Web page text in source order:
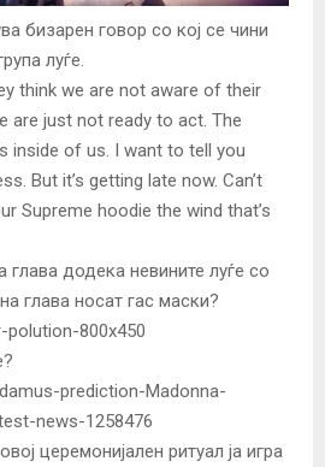
бизарен говор со кој се чини
луѓе.
think we are not aware of their
are just not ready to act. The
inside of us. I want to tell you
But it’s getting late now. Can’t
Supreme hoodie the wind that’s
глава додека невините луѓе со
глава носат гас маски?
церемонијален ритуал ја игра